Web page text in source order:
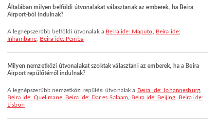
Általában milyen belföldi útvonalakat választanak az emberek, ha Beira
Airport-ból indulnak?
A legnépszerűbb belföldi útvonalak a Beira ide: Maputo
Beira ide:
Inhambane
Beira ide: Pemba
Milyen nemzetközi útvonalakat szoktak választani az emberek, ha a Beira
Airport repülőtérről indulnak?
A legnépszerűbb nemzetközi repülési útvonalak a Beira ide: Johannesburg,
Beira ide: Quelimane, Beira ide: Dar es Salaam Beira ide: Beijing
Beira ide:
Lisbon